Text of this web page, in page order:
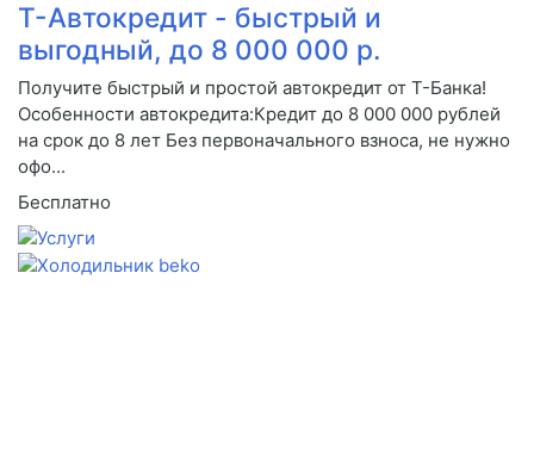
Т-Автокредит - быстрый и
выгодный, до 8 000 000 р.
Получите быстрый и простой автокредит от Т-Банка!
Особенности автокредита:Кредит до 8 000 000 рублей
на срок до 8 лет Без первоначального взноса, не нужно
офо...
Бесплатно